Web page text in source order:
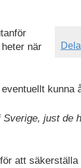
Dela
när
kunna
just de
att